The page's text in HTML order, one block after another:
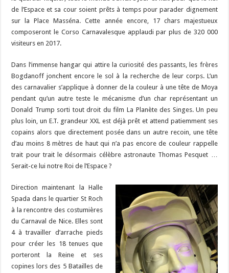
de l’Espace et sa cour soient prêts à temps pour parader dignement
sur la Place Masséna. Cette année encore, 17 chars majestueux
composeront le Corso Carnavalesque applaudi par plus de 320 000
visiteurs en 2017.
Dans l’immense hangar qui attire la curiosité des passants, les frères
Bogdanoff jonchent encore le sol à la recherche de leur corps. L’un
des carnavalier s’applique à donner de la couleur à une tête de Moya
pendant qu’un autre teste le mécanisme d’un char représentant un
Donald Trump sorti tout droit du film La Planète des Singes. Un peu
plus loin, un E.T. grandeur XXL est déjà prêt et attend patiemment ses
copains alors que directement posée dans un autre recoin, une tête
d’au moins 8 mètres de haut qui n’a pas encore de couleur rappelle
trait pour trait le désormais célèbre astronaute Thomas Pesquet …
Serait-ce lui notre Roi de l’Espace ?
Direction maintenant la Halle
Spada dans le quartier St Roch
à la rencontre des costumières
du Carnaval de Nice. Elles sont
4 à travailler d’arrache pieds
pour créer les 18 tenues que
porteront la Reine et ses
copines lors des 5 Batailles de